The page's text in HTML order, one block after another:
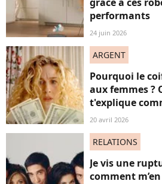
performants
24 juin 2026
ARGENT
Pourquoi le
aux femmes ?
t'explique
20 avril 2026
RELATIONS
Je vis une
comment